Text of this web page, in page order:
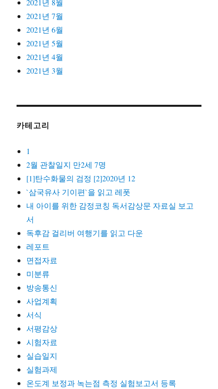
2021년 8월
2021년 7월
2021년 6월
2021년 5월
2021년 4월
2021년 3월
카테고리
1
2월 관찰일지 만2세 7명
[1]탄수화물의 검정 [2]2020년 12
`삼국유사 기이편`을 읽고 레폿
내 아이를 위한 감정코칭 독서감상문 자료실 보고
서
독후감 걸리버 여행기를 읽고 다운
레포트
면접자료
미분류
방송통신
사업계획
서식
서평감상
시험자료
실습일지
실험과제
온도계 보정과 녹는점 측정 실험보고서 등록